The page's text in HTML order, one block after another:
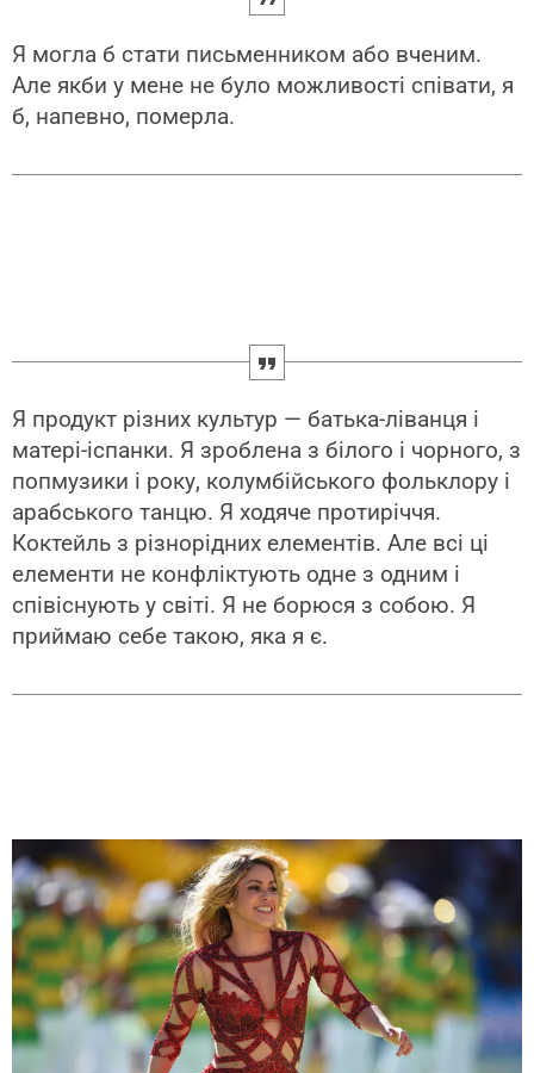
Я могла б стати письменником або вченим.
Але якби у мене не було можливості співати, я
б, напевно, померла.
Я продукт різних культур — батька-ліванця і
матері-іспанки. Я зроблена з білого і чорного, з
попмузики і року, колумбійського фольклору і
арабського танцю. Я ходяче протиріччя.
Коктейль з різнорідних елементів. Але всі ці
елементи не конфліктують одне з одним і
співіснують у світі. Я не борюся з собою. Я
приймаю себе такою, яка я є.